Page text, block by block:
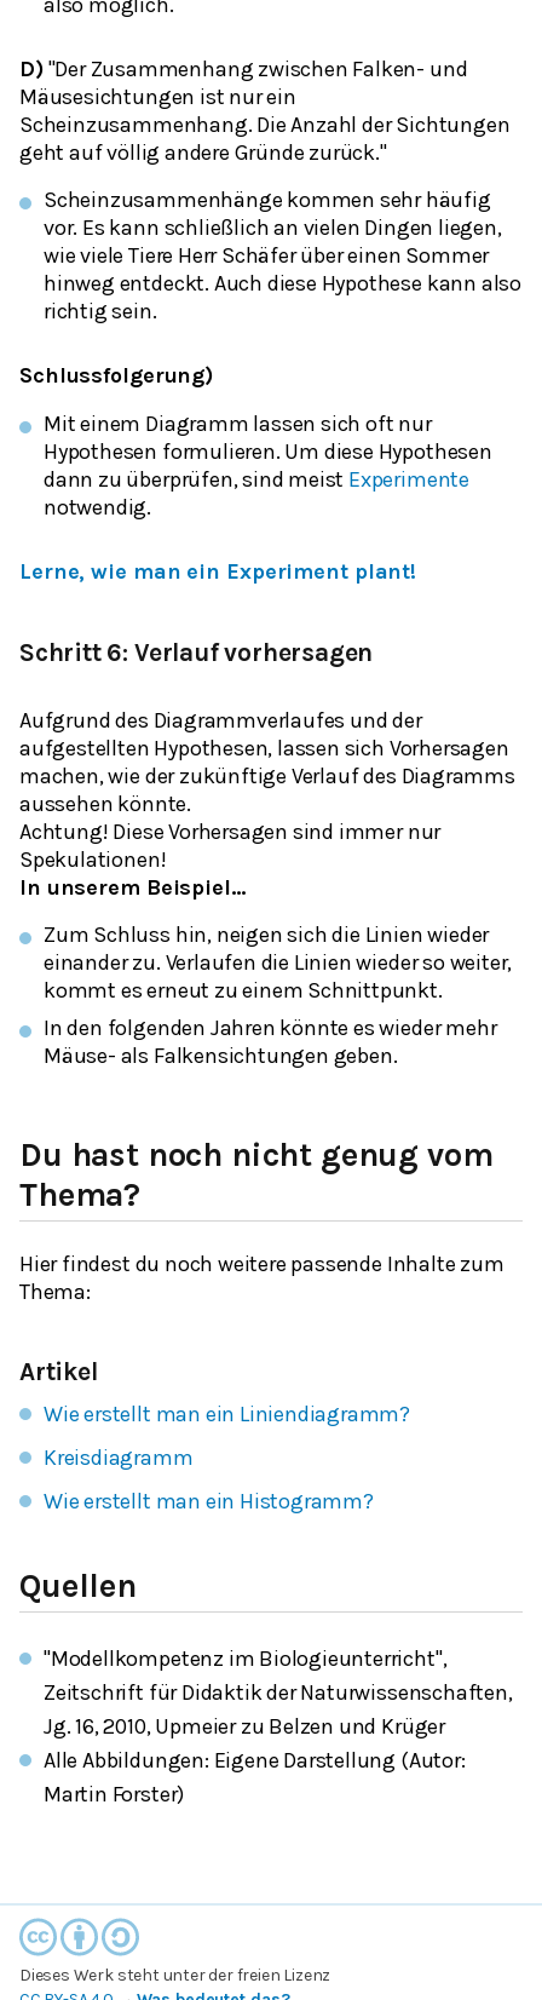
D)"Der Zusammenhang zwischen Falken- und
Mäusesichtungen ist nur ein
Scheinzusammenhang. Die Anzahl der Sichtungen
geht auf völlig andere Gründe zurück."
Scheinzusammenhänge kommen sehr häufig
vor. Es kann schließlich an vielen Dingen liegen,
wie viele Tiere Herr Schäfer über einen Sommer
hinweg entdeckt. Auch diese Hypothese kann also
richtig sein.
Schlussfolgerung)
Mit einem Diagramm lassen sich oft nur
Hypothesen formulieren. Um diese Hypothesen
dann zu überprüfen, sind meist Experimente
notwendig.
Lerne, wie man ein Experiment plant!
Schritt 6: Verlauf vorhersagen
Aufgrund des Diagrammverlaufes und der
aufgestellten Hypothesen, lassen sich Vorhersagen
machen, wie der zukünftige Verlauf des Diagramms
aussehen könnte.
Achtung! Diese Vorhersagen sind immer nur
Spekulationen!
In unserem Beispiel…
Zum Schluss hin, neigen sich die Linien wieder
einander zu. Verlaufen die Linien wieder so weiter,
kommt es erneut zu einem Schnittpunkt.
In den folgenden Jahren könnte es wieder mehr
Mäuse- als Falkensichtungen geben.
Du hast noch nicht genug vom
Thema?
Hier findest du noch weitere passende Inhalte zum
Thema:
Artikel
Wie erstellt man ein Liniendiagramm?
Kreisdiagramm
Wie erstellt man ein Histogramm?
Quellen
"Modellkompetenz im Biologieunterricht",
Zeitschrift für Didaktik der Naturwissenschaften,
Jg. 16, 2010, Upmeier zu Belzen und Krüger
Alle Abbildungen: Eigene Darstellung (Autor:
Martin Forster)
Dieses Werk steht unter der freien Lizenz